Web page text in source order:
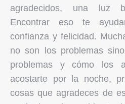
agradecidos, una luz
Encontrar eso te
confianza y felicidad.
no son los problemas
problemas y cómo los
acostarte por la noche,
cosas que agradeces de